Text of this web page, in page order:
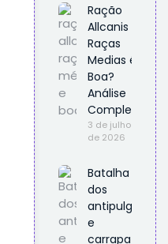
Ração
Allcanis
Raças
Medias é
Boa?
Análise
Completa
3 de julho
de 2026
Batalha
dos
antipulgas
e
carrapatos